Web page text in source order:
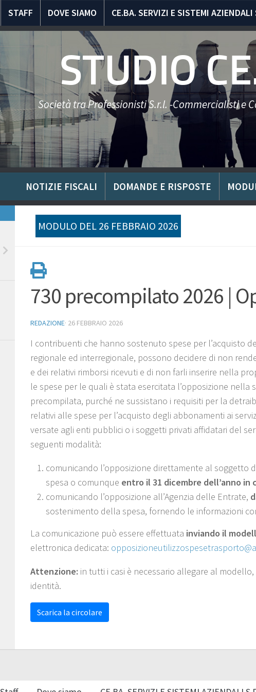
STAFF DOVE SIAMO CE.BA. SERVIZI E SISTEMI AZIENDALI
STUDIO
Società tra Professionisti S.r.l. -Commercialisti e
NOTIZIE FISCALI DOMANDE E RISPOSTE
MODULO DEL 26 FEBBRAIO 2026
730 precompilato 2026 |
REDAZIONE· 26 FEBBRAIO 2026
I contribuenti che hanno sostenuto spese per l’acquisto
regionale ed interregionale, possono decidere di non
e dei relativi rimborsi ricevuti e di non farli inserire nella
le spese per le quali è stata esercitata l’opposizione
precompilata, purché ne sussistano i requisiti per la
relativi alle spese per l’acquisto degli abbonamenti ai
versate agli enti pubblici o i soggetti privati affidatari del
seguenti modalità:
comunicando l’opposizione direttamente al
spesa o comunque entro il 31 dicembre dell’anno
comunicando l’opposizione all’Agenzia delle Entrate,
sostenimento della spesa, fornendo le informazioni
La comunicazione può essere effettuata inviando il
elettronica dedicata:
Attenzione: in tutti i casi è necessario allegare al
identità.
Scarica la circolare